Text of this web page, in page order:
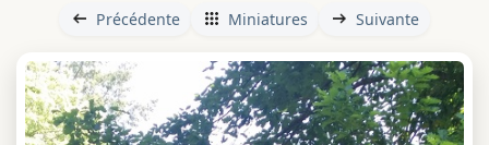
Précédente Miniatures Suivante